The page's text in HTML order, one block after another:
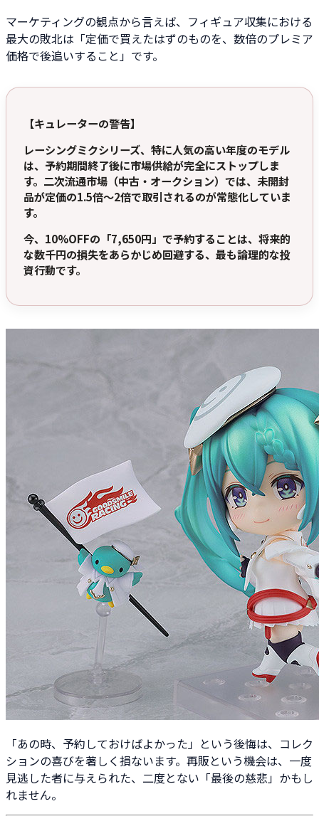
マーケティングの観点から言えば、フィギュア収集における
最大の敗北は「定価で買えたはずのものを、数倍のプレミア
価格で後追いすること」です。
【キュレーターの警告】
レーシングミクシリーズ、特に人気の高い年度のモデル
は、予約期間終了後に市場供給が完全にストップしま
す。二次流通市場（中古・オークション）では、未開封
品が定価の1.5倍〜2倍で取引されるのが常態化していま
す。
今、10%OFFの「7,650円」で予約することは、将来的
な数千円の損失をあらかじめ回避する、最も論理的な投
資行動です。
「あの時、予約しておけばよかった」という後悔は、コレク
ションの喜びを著しく損ないます。再販という機会は、一度
見逃した者に与えられた、二度とない「最後の慈悲」かもし
れません。